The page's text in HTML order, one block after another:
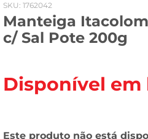
: 1762042
Manteiga
c/ Sal Pote 200g
Disponível em
celular
leite pó